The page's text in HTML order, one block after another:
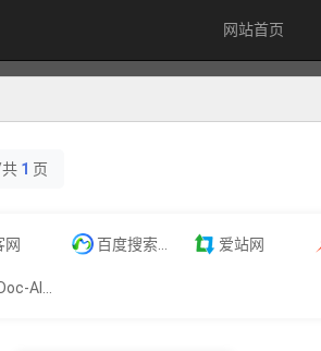
网站首页
1 页
网 百度搜索资源平台 爱站网
工具，1秒生成可视化信息图